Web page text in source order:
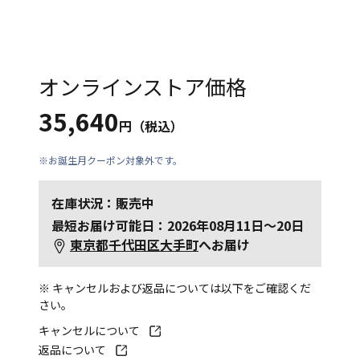
オンラインストア価格
35,640円（税込）
※お誕生月クーポン対象外です。
在庫状況：販売中
最短お届け可能日：2026年08月11日～20日
東京都千代田区大手町へお届け
※ キャンセルおよび返品については以下をご確認くだ
さい。
キャンセルについて
返品について